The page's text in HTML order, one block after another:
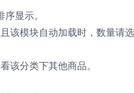
显示。
该模块自动加载时，数量请
该分类下其他商品。